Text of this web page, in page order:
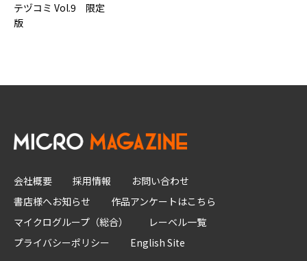
テヅコミ Vol.9 限定
版
会社概要 採用情報
お問い合わせ
書店様へお知らせ
作品アンケートはこちら
マイクログループ（総合）
レーベル一覧
プライバシーポリシー
English Site